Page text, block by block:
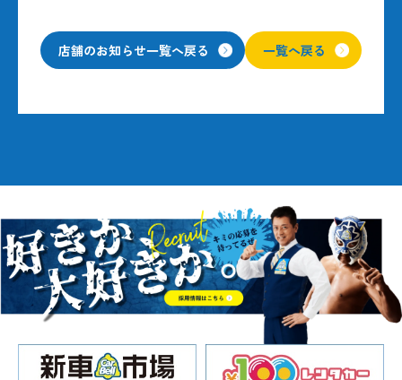
店舗のお知らせ一覧へ戻る 一覧へ戻る